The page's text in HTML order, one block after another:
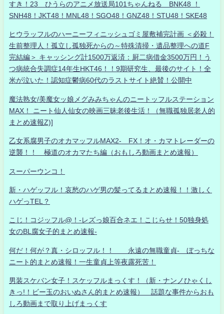
すき！23 ひうらのアニメ放送局101ちゃんねる BNK48 ！
SNH48！JKT48！MNL48！SGO48！GNZ48！STU48！SKE48
ヒウラッフルのハーニーフィニッシュゴミ屋敷補完計画 ＜必殺！
生前整理人！孤立し孤独死からの～特殊清掃・遺品整理への道F
完結編＞ キャッシング計1500万返済：厨二病借金3500万円！う
つ病統合失調症14年生HKT46！！9期研究生、最後のサイト！全
米が泣いた！認知症鬱病60代のラストサイト絶賛！公開中
魔法熟女/美魔女ッ娘メグみみちゃんのニートッフルステーション
MAX！ ニート仙人仙女の映画三昧老後生活！（無職孤独居老人的
まとめ速報Z)]
乙女系腐男子のオカマッフルMAX2- FX！オ・カマトレーダーの
逆襲！！ 極道のオカマたち編（おもしろ動画まとめ速報）
スーパーウンコ！
新・ハゲッフル！哀愁のハゲ男の髪ってるまとめ速報！！激しく
ハゲっTEL？
こじ！コジッフル@！-レズっ娘百合ネエ！こじらせ！50独身処
女のBL腐女子的まとめ速報-
何だ！何が？真・シロッフル！！ 永遠の無職童貞- ぼっちな
ニート的まとめ速報！一生童貞上等夜露死苦！
男装スケバン女子！スケッフルまっくす！（新・ナンノひゃくし
きっ!！ビー玉のおいぬさん的まとめ速報） 話題な事件からおも
しろ動画まで取り上げまっくす